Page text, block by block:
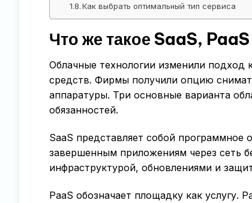
Как выбрать оптимальный тип сервиса
Что же такое SaaS,
Облачные технологии изменили
средств. Фирмы получили опцию
аппаратуры. Три основные варианта
обязанностей.
SaaS представляет собой программное
завершенным приложениям через сеть
инфраструктурой, обновлениями и
PaaS обозначает площадку как услугу.